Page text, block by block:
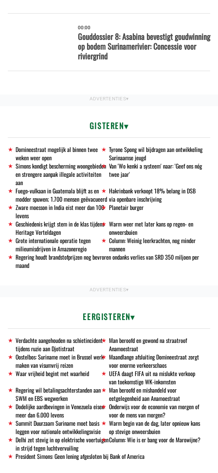
00:00
Gouddossier 8: Asabina bevestigt goudwinning
op bodem Surinamerivier: Concessie voor
riviergrind
GISTEREN
Domineestraat mogelijk al binnen twee
weken weer open
Tyrone Spong wil bijdragen aan ontwikkeling
Surinaamse jeugd
Simons kondigt bescherming woongebieden
en strengere aanpak illegale activiteiten
aan
Van 'Wo kenki a systeem' naar: 'Geef ons nóg
twee jaar'
Fuego-vulkaan in Guatemala blijft as en
modder spuwen; 1.700 mensen geëvacueerd
Hakrinbank verkoopt 18% belang in DSB
via openbare inschrijving
Zware moesson in India eist meer dan 100
levens
Planetair burger
Geschiedenis krijgt stem in de klas tijdens
Heritage Verteldagen
Warm weer met later kans op regen- en
onweersbuien
Grote internationale operatie tegen
milieumisdrijven in Amazoneregio
Column: Weinig leerkrachten, nog minder
mannen
Regering houdt brandstofprijzen nog bevroren ondanks verlies van SRD 350 miljoen per
maand
EERGISTEREN
Verdachte aangehouden na schietincident
tijdens ruzie aan Djotistraat
Man beroofd en gewond na straatroof
Anamoestraat
Oostelbos: Suriname moet in Brussel werk
maken van visumvrij reizen
Maandlange afsluiting Domineestraat zorgt
voor enorme verkeerschaos
Waar vrijheid begint met waarheid
UEFA daagt FIFA uit na mislukte verkoop
van toekomstige WK-inkomsten
Regering wil betalingsachterstanden aan
SWM en EBS wegwerken
Man beroofd en mishandeld voor
eetgelegenheid aan Anamoestraat
Dodelijke aardbevingen in Venezuela eisen
meer dan 6.000 levens
Onderwijs voor de economie van morgen of
voor de mens van morgen?
Summit Duurzaam Suriname moet basis
leggen voor nationale ontwikkelingsvisie
Warm begin van de dag, later opnieuw kans
op stevige onweersbuien
Delhi zet stevig in op elektrische voertuigen
in strijd tegen luchtvervuiling
Column: Wie is er bang voor de Marowijne?
President Simons: Geen lening afgesloten bij Bank of America